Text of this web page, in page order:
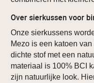
Over sierkussen voor
Onze sierkussens
Mezo is een katoen
dichte stof met een
materiaal is 100% BCI
zijn natuurlijke look.